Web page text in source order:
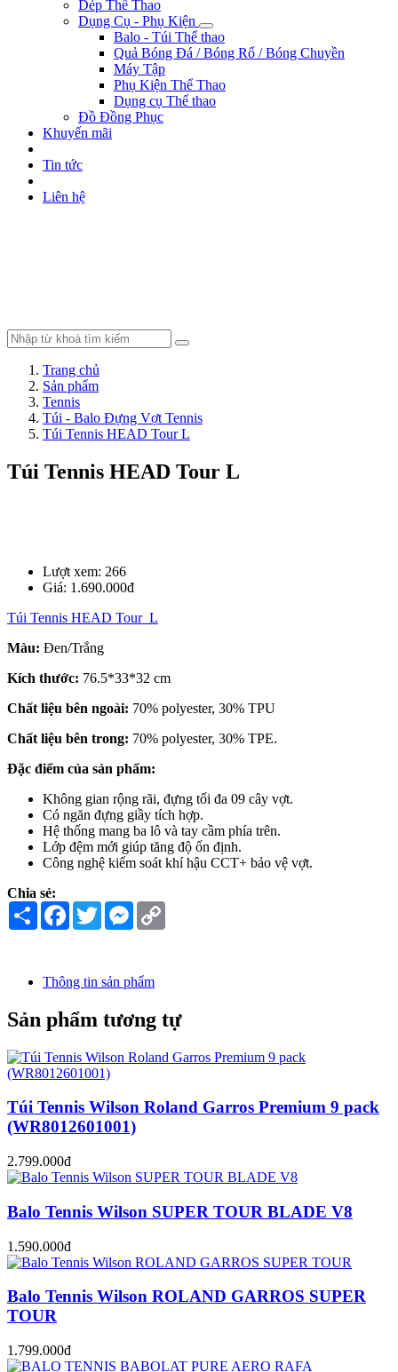
Dép Thể Thao
Dụng Cụ - Phụ Kiện
Balo - Túi Thể thao
Quả Bóng Đá / Bóng Rổ / Bóng Chuyền
Máy Tập
Phụ Kiện Thể Thao
Dụng cụ Thể thao
Đồ Đồng Phục
Khuyến mãi
Tin tức
Liên hệ
Trang chủ
Sản phẩm
Tennis
Túi - Balo Đựng Vợt Tennis
Túi Tennis HEAD Tour L
Túi Tennis HEAD Tour L
Lượt xem: 266
Giá: 1.690.000đ
Túi Tennis HEAD Tour L
Màu: Đen/Trắng
Kích thước: 76.5*33*32 cm
Chất liệu bên ngoài: 70% polyester, 30% TPU
Chất liệu bên trong: 70% polyester, 30% TPE.
Đặc điểm của sản phẩm:
Không gian rộng rãi, đựng tối đa 09 cây vợt.
Có ngăn đựng giầy tích hợp.
Hệ thống mang ba lô và tay cầm phía trên.
Lớp đệm mới giúp tăng độ ổn định.
Công nghệ kiểm soát khí hậu CCT+ bảo vệ vợt.
Chia sẻ:
Share Facebook
TwitterMessenger
Thông tin sản phẩm
Sản phẩm tương tự
Túi Tennis Wilson Roland Garros Premium 9 pack
(WR8012601001)
2.799.000đ
Balo Tennis Wilson SUPER TOUR BLADE V8
1.590.000đ
Balo Tennis Wilson ROLAND GARROS SUPER
TOUR
1.799.000đ